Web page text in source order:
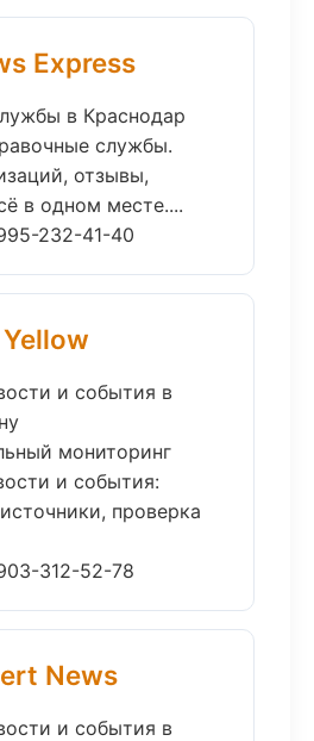
Express
в Краснодар
службы.
отзывы,
в одном месте....
232-41-40
и события в
мониторинг
и события:
проверка
312-52-78
News
и события в